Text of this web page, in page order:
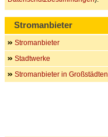
Stromanbieter
Stromanbieter
Stadtwerke
Stromanbieter in Großstädten